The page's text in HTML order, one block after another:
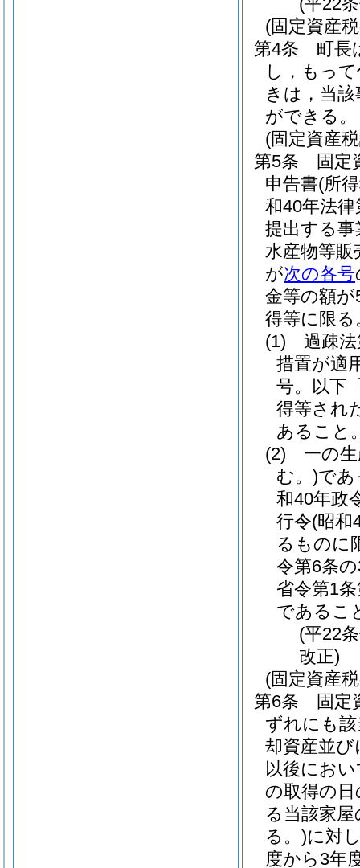
(固定資産
第4条
町長
し，もっ
きは，当
ができる。
(固定資産
第5条
固定
申告書(所
和40年法律
提出する
水産物等
が次の各号
金等の額
得等に限る
(1)
過疎
措置が適
号。以下
得等され
あること
(2)
一の
む。)であ
和40年政
行令(昭和
るものに
令第6条
省令第1
であるこ
(平22
改正)
(固定資産
第6条
固定
ずれにも
却資産並
以後にお
の取得の
る当該家
る。)に対
度から3年